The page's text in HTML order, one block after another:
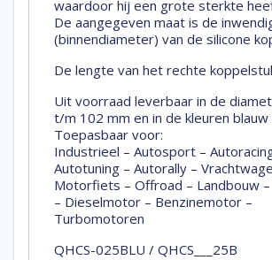
waardoor hij een grote sterkte
De aangegeven maat is de
(binnendiameter) van de silicone
De lengte van het rechte
Uit voorraad leverbaar in de
t/m 102 mm en in de kleuren
Toepasbaar voor:
Industrieel – Autosport –
Autotuning – Autorally –
Motorfiets – Offroad – Landbouw
– Dieselmotor – Benzinemotor –
Turbomotoren
QHCS-025BLU / QHCS___25B